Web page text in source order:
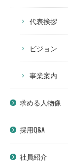
代表挨拶
ビジョン
事業案内
求める人物像
採用Q&A
社員紹介